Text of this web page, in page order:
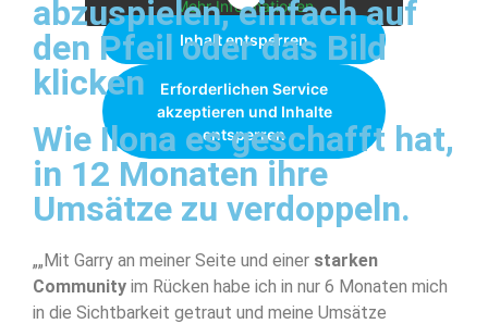
Mehr Informationen
Inhalt entsperren
Erforderlichen Service
akzeptieren und Inhalte
entsperren
abzuspielen, einfach auf
den Pfeil oder das Bild
klicken
Wie Ilona es geschafft hat,
in 12 Monaten ihre
Umsätze zu verdoppeln.
„„Mit Garry an meiner Seite und einer starken
Community im Rücken habe ich in nur 6 Monaten mich
in die Sichtbarkeit getraut und meine Umsätze